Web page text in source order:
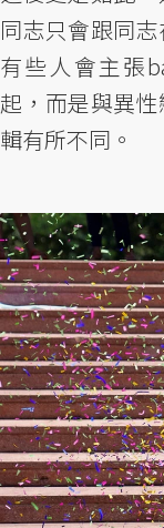
同志只會跟同
有些人會主張
起，而是與異
輯有所不同。